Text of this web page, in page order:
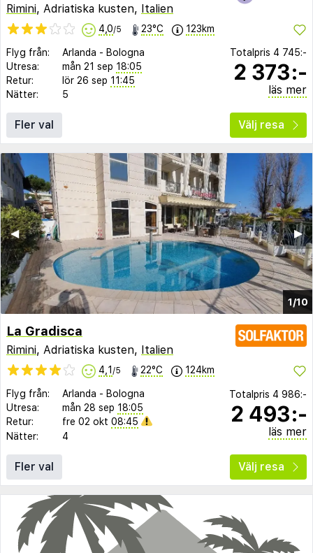
Rimini, Adriatiska kusten, Italien
4,0/5 23°C 123km
Flyg från: Arlanda - Bologna
Utresa:
mån 21 sep 18:05
Retur:
lör 26 sep 11:45
Nätter:
5
Totalpris 4 745:-
2 373:-
läs mer
Fler val Välj resa
1/10
▶︎
◀︎
La Gradisca
Rimini, Adriatiska kusten, Italien
4,1 /5 22°C 124km
Flyg från: Arlanda - Bologna
Utresa:
mån 28 sep 18:05
Retur:
fre 02 okt 08:45
Nätter:
4
Totalpris 4 986:-
2 493:-
läs mer
Fler val Välj resa